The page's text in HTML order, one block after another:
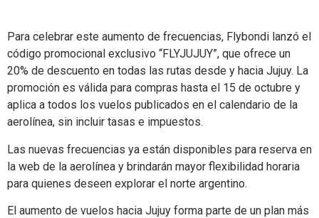
Para celebrar este aumento de frecuencias, Flybondi lanzó el
código promocional exclusivo “FLYJUJUY”, que ofrece un
20% de descuento en todas las rutas desde y hacia Jujuy. La
promoción es válida para compras hasta el 15 de octubre y
aplica a todos los vuelos publicados en el calendario de la
aerolínea, sin incluir tasas e impuestos.
Las nuevas frecuencias ya están disponibles para reserva en
la web de la aerolínea y brindarán mayor flexibilidad horaria
para quienes deseen explorar el norte argentino.
El aumento de vuelos hacia Jujuy forma parte de un plan más